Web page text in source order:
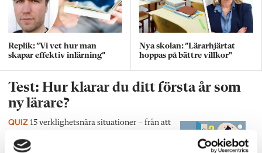
Replik: ”Vi vet hur man
skapar effektiv inlärning”
Nya skolan: ”Lärarhjärtat
hoppas på bättre villkor"
Test: Hur klarar du ditt första år som
ny lärare?
QUIZ 15 verklighetsnära situationer – från att